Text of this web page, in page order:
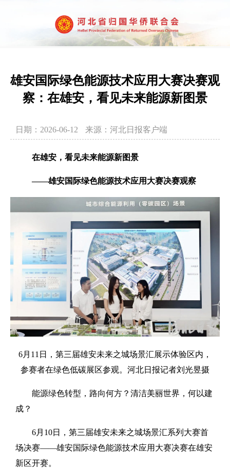
雄安国际绿色能源技术应用大赛决赛观
察：在雄安，看见未来能源新图景
日期：2026-06-12 来源：河北日报客户端
在雄安，看见未来能源新图景
——雄安国际绿色能源技术应用大赛决赛观察
6月11日，第三届雄安未来之城场景汇展示体验区内，
参赛者在绿色低碳展区参观。河北日报记者刘光昱摄
能源绿色转型，路向何方？清洁美丽世界，何以建
成？
6月10日，第三届雄安未来之城场景汇系列大赛首
场决赛——雄安国际绿色能源技术应用大赛决赛在雄安
新区开赛。